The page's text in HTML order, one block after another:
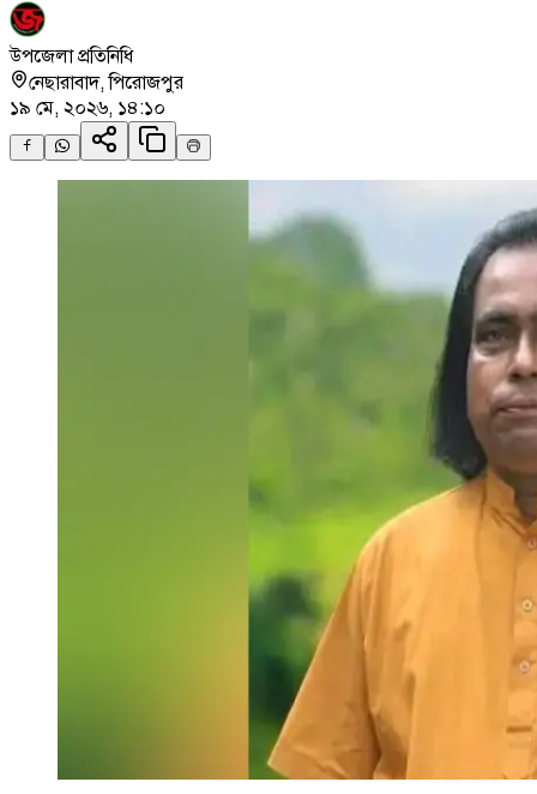
উপজেলা প্রতিনিধি
নেছারাবাদ, পিরোজপুর
১৯ মে, ২০২৬, ১৪:১০